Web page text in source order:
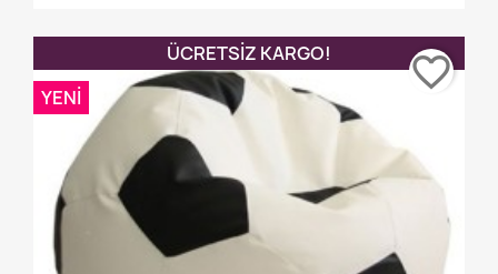
ÜCRETSIZ KARGO!
YENI
favorite_border